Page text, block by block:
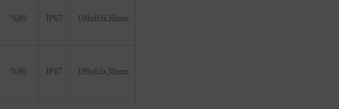
%89 IP67 199x63x36mm
%90 IP67 199x63x36mm